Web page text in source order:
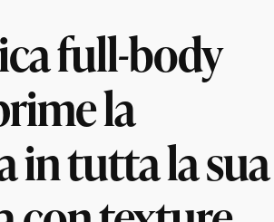
full-body
la
in tutta la sua